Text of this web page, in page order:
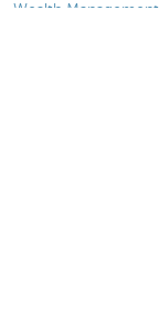
Wealth Management